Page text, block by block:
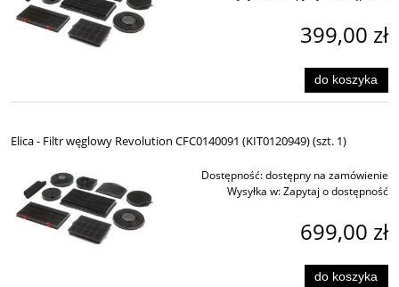
399,00 zł
do koszyka
Elica - Filtr węglowy Revolution CFC0140091 (KIT0120949) (szt. 1)
Dostępność:dostępny na zamówienie
Wysyłka w:Zapytaj o dostępność
699,00 zł
do koszyka